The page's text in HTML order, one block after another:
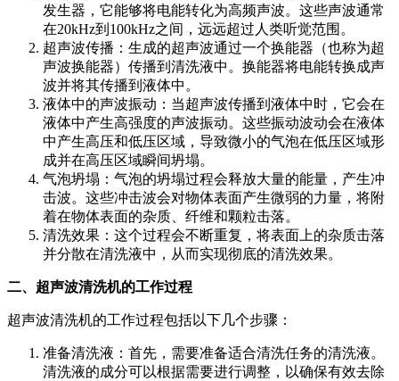
发生器，它能够将电能转化为高频声波。这些声波通常
在20kHz到100kHz之间，远远超过人类听觉范围。
超声波传播：生成的超声波通过一个换能器（也称为超
声波换能器）传播到清洗液中。换能器将电能转换成声
波并将其传播到液体中。
液体中的声波振动：当超声波传播到液体中时，它会在
液体中产生高强度的声波振动。这些振动波动会在液体
中产生高压和低压区域，导致微小的气泡在低压区域形
成并在高压区域瞬间坍塌。
气泡坍塌：气泡的坍塌过程会释放大量的能量，产生冲
击波。这些冲击波会对物体表面产生微弱的力量，将附
着在物体表面的杂质、纤维和颗粒击落。
清洗效果：这个过程会不断重复，将表面上的杂质击落
并分散在清洗液中，从而实现彻底的清洗效果。
二、超声波清洗机的工作过程
超声波清洗机的工作过程包括以下几个步骤：
准备清洗液：首先，需要准备适合清洗任务的清洗液。
清洗液的成分可以根据需要进行调整，以确保有效去除